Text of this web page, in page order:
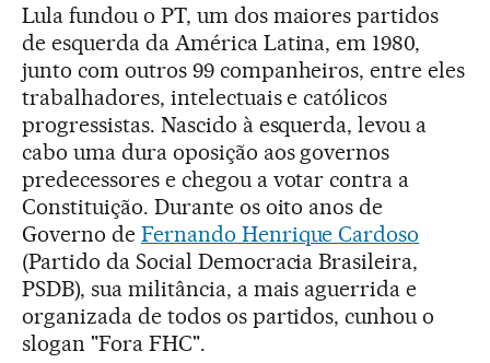
Lula fundou o PT, um dos maiores partidos
de esquerda da América Latina, em 1980,
junto com outros 99 companheiros, entre eles
trabalhadores, intelectuais e católicos
progressistas. Nascido à esquerda, levou a
cabo uma dura oposição aos governos
predecessores e chegou a votar contra a
Constituição. Durante os oito anos de
Governo de Fernando Henrique Cardoso
(Partido da Social Democracia Brasileira,
PSDB), sua militância, a mais aguerrida e
organizada de todos os partidos, cunhou o
slogan "Fora FHC".